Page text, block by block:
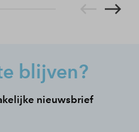
blijven?
nieuwsbrief